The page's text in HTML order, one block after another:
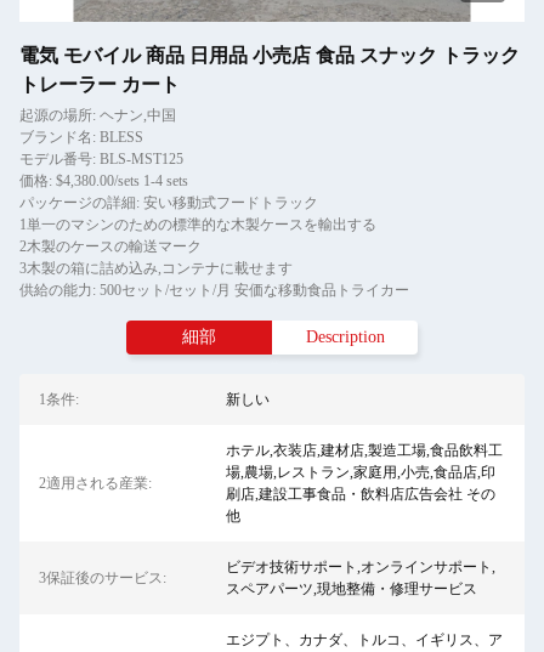
電気 モバイル 商品 日用品 小売店 食品 スナック トラック
トレーラー カート
起源の場所: ヘナン,中国
ブランド名: BLESS
モデル番号: BLS-MST125
価格: $4,380.00/sets 1-4 sets
パッケージの詳細: 安い移動式フードトラック
1単一のマシンのための標準的な木製ケースを輸出する
2木製のケースの輸送マーク
3木製の箱に詰め込み,コンテナに載せます
供給の能力: 500セット/セット/月 安価な移動食品トライカー
細部 Description
1条件: 新しい
2適用される産業:
ホテル,衣装店,建材店,製造工場,食品飲料工
場,農場,レストラン,家庭用,小売,食品店,印
刷店,建設工事食品・飲料店広告会社 その
他
3保証後のサービス:
ビデオ技術サポート,オンラインサポート,
スペアパーツ,現地整備・修理サービス
エジプト、カナダ、トルコ、イギリス、ア